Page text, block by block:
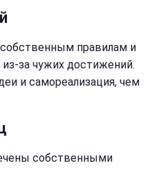
правилам и
за чужих достижений.
и самореализация, чем
собственными